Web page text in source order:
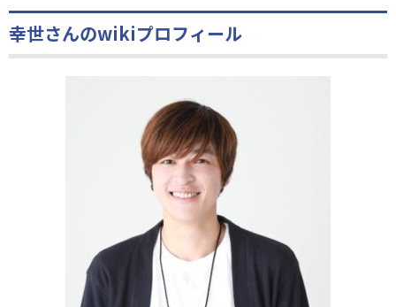
幸世さんのwikiプロフィール